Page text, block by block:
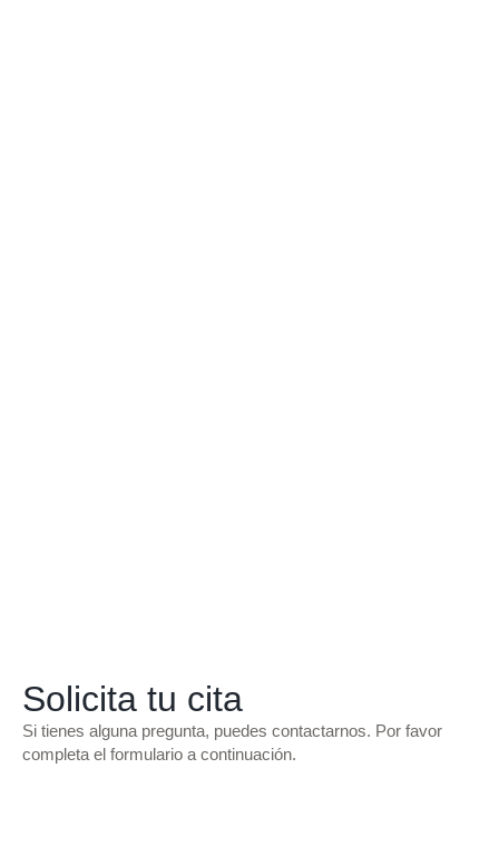
Solicita tu cita
Si tienes alguna pregunta, puedes contactarnos. Por favor
completa el formulario a continuación.